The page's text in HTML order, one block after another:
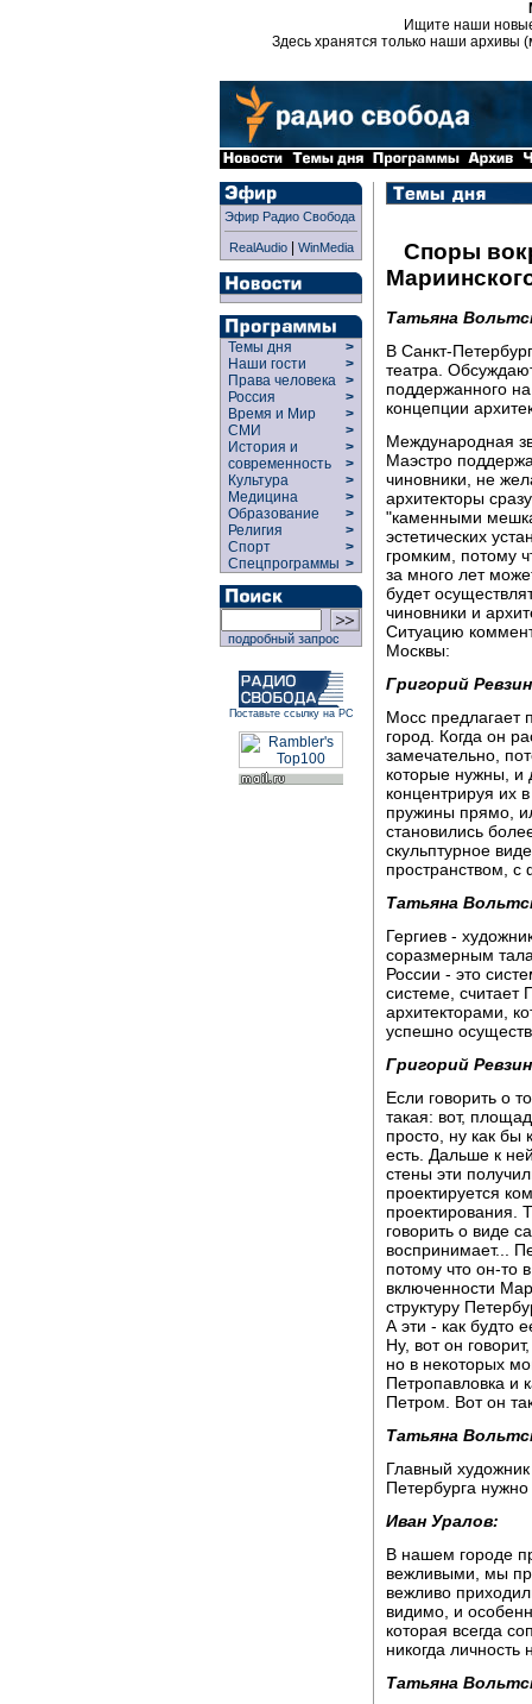
Ищите наши
Здесь хранятся только наши архивы
Эфир Радио Свобода
RealAudio| WinMedia
Темы дня
>
Наши гости
>
Права человека >
Россия
>
Время и Мир
>
СМИ
>
История и
современность
>
>
Культура
>
Медицина
>
Образование
>
Религия
>
Спорт
>
Спецпрограммы >
подробный запрос
Поставьте ссылку на РС
Споры
Татьяна
В Санкт-
театра.
поддержанного
концепции
Международная
Маэстро
чиновники, не
архитекторы
"каменными
эстетических
громким, потому
за много лет
будет
чиновники и
Ситуацию
Москвы:
Григорий
Мосс предлагает
город. Когда он
замечательно,
которые нужны, и
концентрируя их
пружины прямо,
становились
скульптурное
пространством, с
Татьяна
Гергиев -
соразмерным
России - это
системе, считает
архитекторами,
успешно
Григорий
Если говорить о
такая: вот,
просто, ну как бы
есть. Дальше к
стены эти
проектируется
проектирования.
говорить о виде
воспринимает...
потому что он-то
включенности
структуру
А эти - как будто
Ну, вот он
но в некоторых
Петропавловка и
Петром. Вот он
Татьяна
Главный
Петербурга
Иван Уралов:
В нашем городе
вежливыми, мы
вежливо
видимо, и
которая всегда
никогда личность
Татьяна